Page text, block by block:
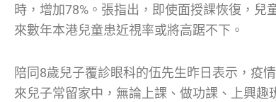
時，增加78%。張指出，即使面授課恢復，
來數年本港兒童患近視率或將高踞不下。
陪同8歲兒子覆診眼科的伍先生昨日表示，疫
來兒子常留家中，無論上課、做功課、上興趣